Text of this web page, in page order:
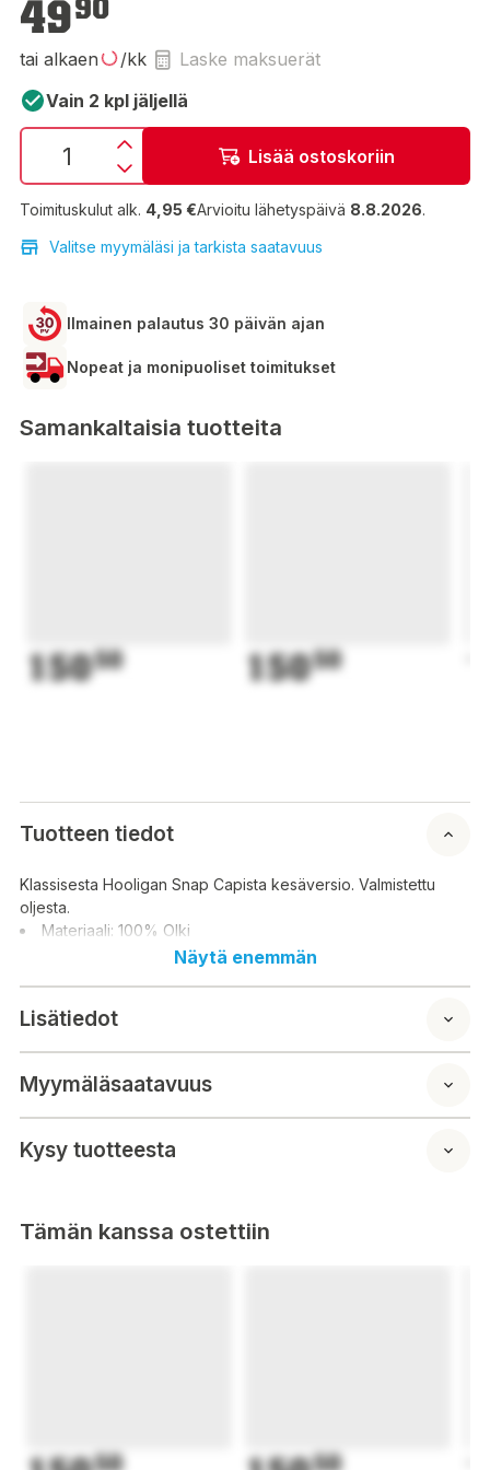
4990
tai alkaen /kk
Laske maksuerät
Vain 2 kpl jäljellä
Lisää ostoskoriin
Toimituskulut alk. 4,95 €Arvioitu lähetyspäivä 8.8.2026.
Valitse myymäläsi ja tarkista saatavuus
Ilmainen palautus 30 päivän ajan
Nopeat ja monipuoliset toimitukset
Samankaltaisia tuotteita
15050 15050
Tuotteen tiedot
Klassisesta Hooligan Snap Capista kesäversio. Valmistettu
oljesta.
Materiaali: 100% Olki
Näytä enemmän
Lisätiedot
Myymäläsaatavuus
Kysy tuotteesta
Tämän kanssa ostettiin
50 50